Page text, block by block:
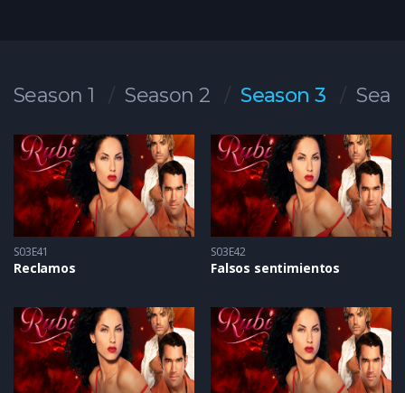
Season 1 Season 2 Season 3
S03E41
Reclamos
S03E42
Falsos sentimientos